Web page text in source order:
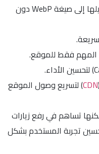
ضغط الصور قبل رفعها أو تحويلها إلى صيغة WebP دون
المهم فقط للموقع.
CDN) لتسريع وصول الموقع
تساهم في رفع زيارات
تجربة المستخدم بشكل